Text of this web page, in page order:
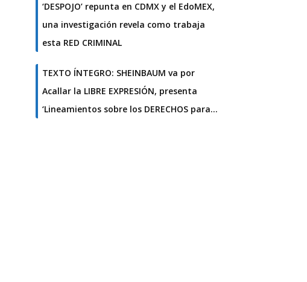
‘DESPOJO’ repunta en CDMX y el EdoMEX,
una investigación revela como trabaja
esta RED CRIMINAL
TEXTO ÍNTEGRO: SHEINBAUM va por
Acallar la LIBRE EXPRESIÓN, presenta
‘Lineamientos sobre los DERECHOS para…